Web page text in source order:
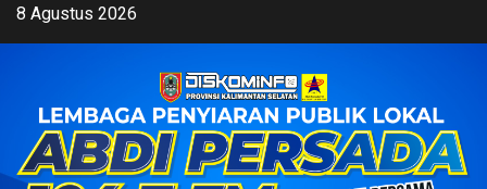
Skip8 Agustus 2026